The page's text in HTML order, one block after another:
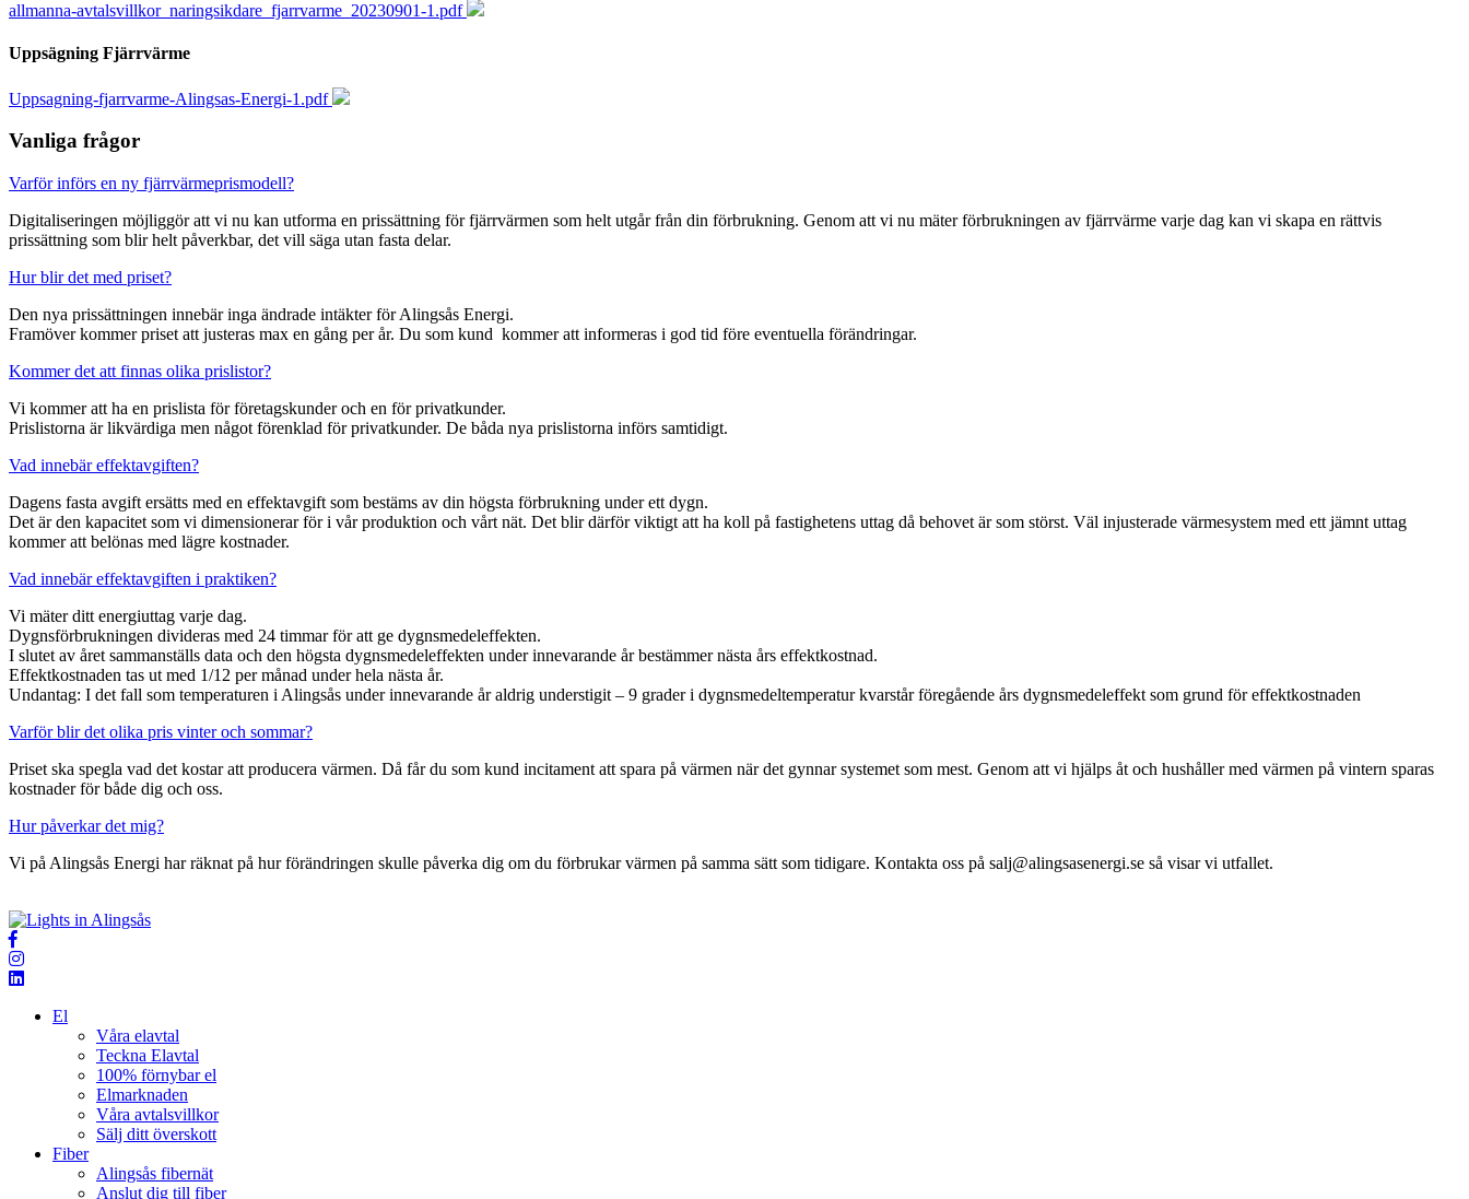
allmanna-avtalsvillkor_naringsikdare_fjarrvarme_20230901-1.pdf
Uppsägning Fjärrvärme
Uppsagning-fjarrvarme-Alingsas-Energi-1.pdf
Vanliga frågor
Varför införs en ny fjärrvärmeprismodell?
Digitaliseringen möjliggör att vi nu kan utforma en prissättning för fjärrvärmen som helt utgår från din förbrukning. Genom att vi nu mäter förbrukningen av fjärrvärme varje dag kan vi skapa en rättvis
prissättning som blir helt påverkbar, det vill säga utan fasta delar.
Hur blir det med priset?
Den nya prissättningen innebär inga ändrade intäkter för Alingsås Energi.
Framöver kommer priset att justeras max en gång per år. Du som kund kommer att informeras i god tid före eventuella förändringar.
Kommer det att finnas olika prislistor?
Vi kommer att ha en prislista för företagskunder och en för privatkunder.
Prislistorna är likvärdiga men något förenklad för privatkunder. De båda nya prislistorna införs samtidigt.
Vad innebär effektavgiften?
Dagens fasta avgift ersätts med en effektavgift som bestäms av din högsta förbrukning under ett dygn.
Det är den kapacitet som vi dimensionerar för i vår produktion och vårt nät. Det blir därför viktigt att ha koll på fastighetens uttag då behovet är som störst. Väl injusterade värmesystem med ett jämnt uttag
kommer att belönas med lägre kostnader.
Vad innebär effektavgiften i praktiken?
Vi mäter ditt energiuttag varje dag.
Dygnsförbrukningen divideras med 24 timmar för att ge dygnsmedeleffekten.
I slutet av året sammanställs data och den högsta dygnsmedeleffekten under innevarande år bestämmer nästa års effektkostnad.
Effektkostnaden tas ut med 1/12 per månad under hela nästa år.
Undantag: I det fall som temperaturen i Alingsås under innevarande år aldrig understigit – 9 grader i dygnsmedeltemperatur kvarstår föregående års dygnsmedeleffekt som grund för effektkostnaden
Varför blir det olika pris vinter och sommar?
Priset ska spegla vad det kostar att producera värmen. Då får du som kund incitament att spara på värmen när det gynnar systemet som mest. Genom att vi hjälps åt och hushåller med värmen på vintern sparas
kostnader för både dig och oss.
Hur påverkar det mig?
Vi på Alingsås Energi har räknat på hur förändringen skulle påverka dig om du förbrukar värmen på samma sätt som tidigare. Kontakta oss på salj@alingsasenergi.se så visar vi utfallet.
El
Våra elavtal
Teckna Elavtal
100% förnybar el
Elmarknaden
Våra avtalsvillkor
Sälj ditt överskott
Fiber
Alingsås fibernät
Anslut dig till fiber